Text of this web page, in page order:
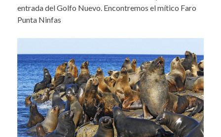
entrada del Golfo Nuevo. Encontremos el mítico Faro
Punta Ninfas